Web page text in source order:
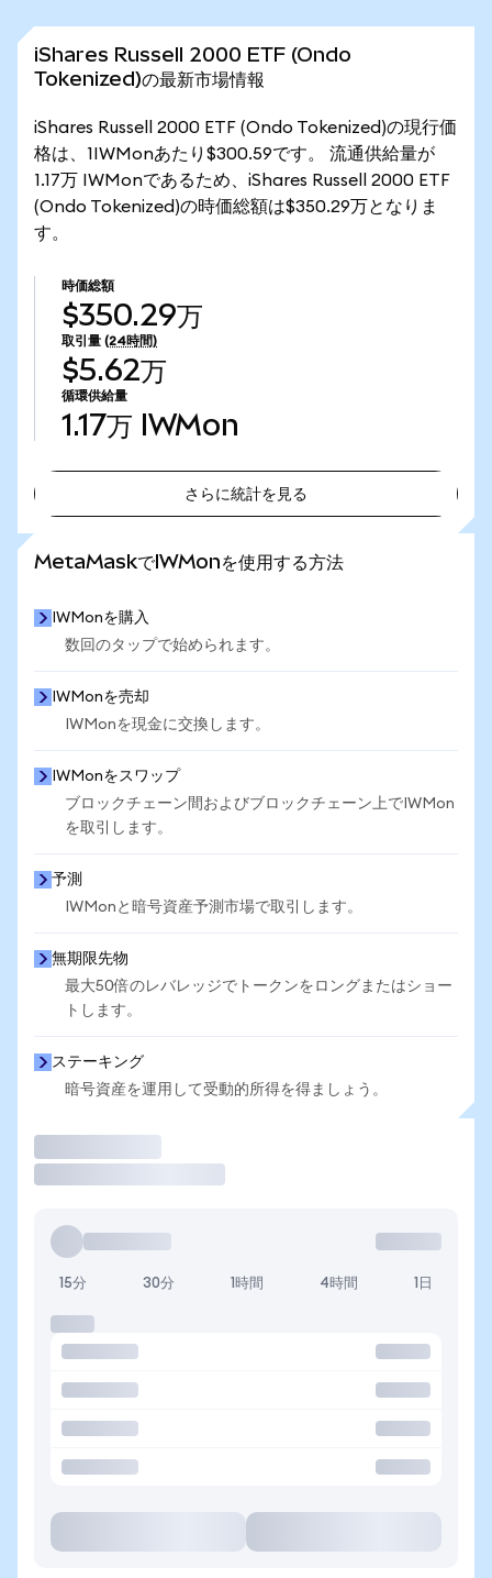
iShares Russell 2000 ETF (Ondo
Tokenized)の最新市場情報
iShares Russell 2000 ETF (Ondo Tokenized)の現行価
格は、1IWMonあたり$300.59です。 流通供給量が
1.17万 IWMonであるため、iShares Russell 2000 ETF
(Ondo Tokenized)の時価総額は$350.29万となりま
す。
時価総額
$350.29万
取引量 (24時間)
$5.62万
循環供給量
1.17万 IWMon
さらに統計を見る
MetaMaskでIWMonを使用する方法
IWMonを購入
数回のタップで始められます。
IWMonを売却
IWMonを現金に交換します。
IWMonをスワップ
ブロックチェーン間およびブロックチェーン上でIWMon
を取引します。
予測
IWMonと暗号資産予測市場で取引します。
無期限先物
最大50倍のレバレッジでトークンをロングまたはショー
トします。
ステーキング
暗号資産を運用して受動的所得を得ましょう。
15分 30分 1時間 4時間 1日